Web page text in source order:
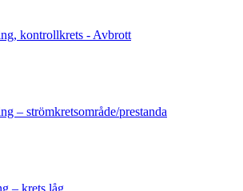
kontrollkrets - Avbrott
– strömkretsområde/prestanda